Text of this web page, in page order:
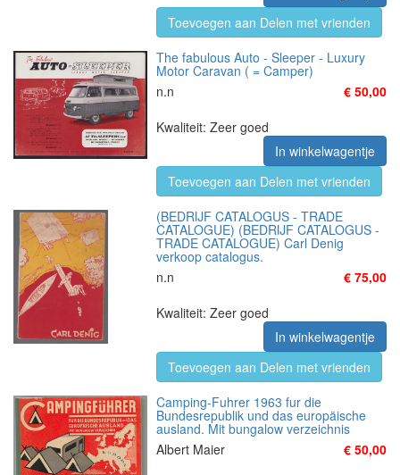
Toevoegen aan Delen met vrienden
The fabulous Auto - Sleeper - Luxury
Motor Caravan ( = Camper)
n.n
€ 50,00
Kwaliteit: Zeer goed
In winkelwagentje
Toevoegen aan Delen met vrienden
(BEDRIJF CATALOGUS - TRADE
CATALOGUE) (BEDRIJF CATALOGUS -
TRADE CATALOGUE) Carl Denig
verkoop catalogus.
n.n
€ 75,00
Kwaliteit: Zeer goed
In winkelwagentje
Toevoegen aan Delen met vrienden
Camping-Fuhrer 1963 fur die
Bundesrepublik und das europäische
ausland. Mit bungalow verzeichnis
Albert Maier
€ 50,00